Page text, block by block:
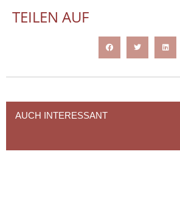
TEILEN AUF
AUCH INTERESSANT